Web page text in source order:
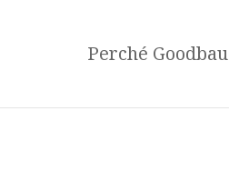
Perché Goodbau